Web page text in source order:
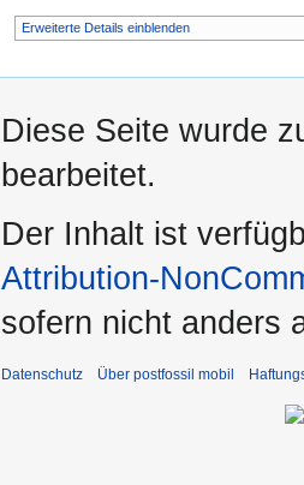
Erweiterte Details einblenden
Diese Seite wurde
bearbeitet.
Der Inhalt ist
Attribution-
sofern nicht anders
Datenschutz Über postfossil mobil